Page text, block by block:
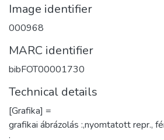
Image identifier
000968
MARC identifier
bibFOT00001730
Technical details
[Grafika] =
grafikai ábrázolás :,nyomtatott repr.,